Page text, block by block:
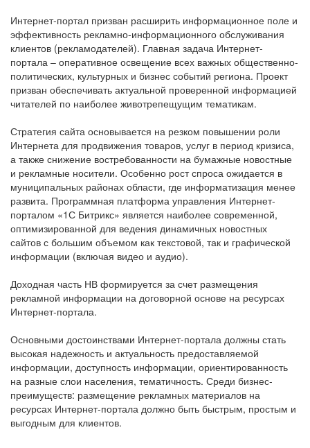
Интернет-портал призван расширить информационное поле и
эффективность рекламно-информационного обслуживания
клиентов (рекламодателей). Главная задача Интернет-
портала – оперативное освещение всех важных общественно-
политических, культурных и бизнес событий региона. Проект
призван обеспечивать актуальной проверенной информацией
читателей по наиболее животрепещущим тематикам.
Стратегия сайта основывается на резком повышении роли
Интернета для продвижения товаров, услуг в период кризиса,
а также снижение востребованности на бумажные новостные
и рекламные носители. Особенно рост спроса ожидается в
муниципальных районах области, где информатизация менее
развита. Программная платформа управления Интернет-
порталом «1С Битрикс» является наиболее современной,
оптимизированной для ведения динамичных новостных
сайтов с большим объемом как текстовой, так и графической
информации (включая видео и аудио).
Доходная часть НВ формируется за счет размещения
рекламной информации на договорной основе на ресурсах
Интернет-портала.
Основными достоинствами Интернет-портала должны стать
высокая надежность и актуальность предоставляемой
информации, доступность информации, ориентированность
на разные слои населения, тематичность. Среди бизнес-
преимуществ: размещение рекламных материалов на
ресурсах Интернет-портала должно быть быстрым, простым и
выгодным для клиентов.